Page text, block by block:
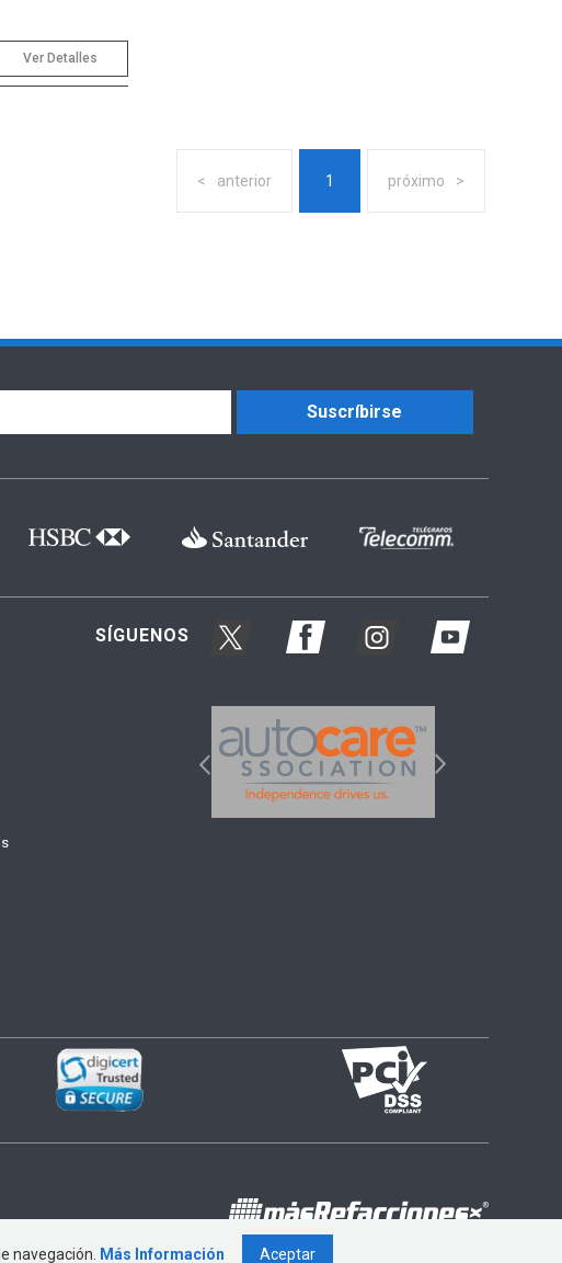
Ver Detalles
anterior 1 próximo
Suscríbirse
SÍGUENOS
navegación. Más Información Aceptar